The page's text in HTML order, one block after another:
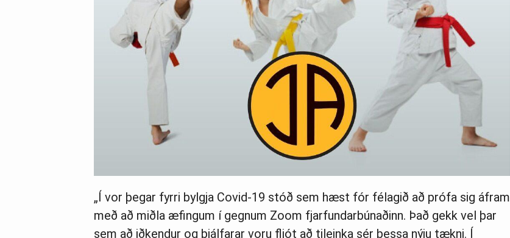
„Í vor þegar fyrri bylgja Covid-19 stóð sem hæst fór félagið að prófa sig áfram
með að miðla æfingum í gegnum Zoom fjarfundarbúnaðinn. Það gekk vel þar
sem að iðkendur og þjálfarar voru fljót að tileinka sér þessa nýju tækni. Í